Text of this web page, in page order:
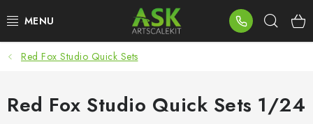
Inhalt
BLOG
SUMMER DAYS
Red Fox Studio Quick Sets
Red Fox Studio Quick Sets 1/24